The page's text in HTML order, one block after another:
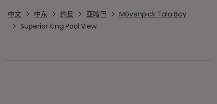
中文 中东 约旦 亚喀巴
Mövenpick Tala Bay
Superior King Pool View